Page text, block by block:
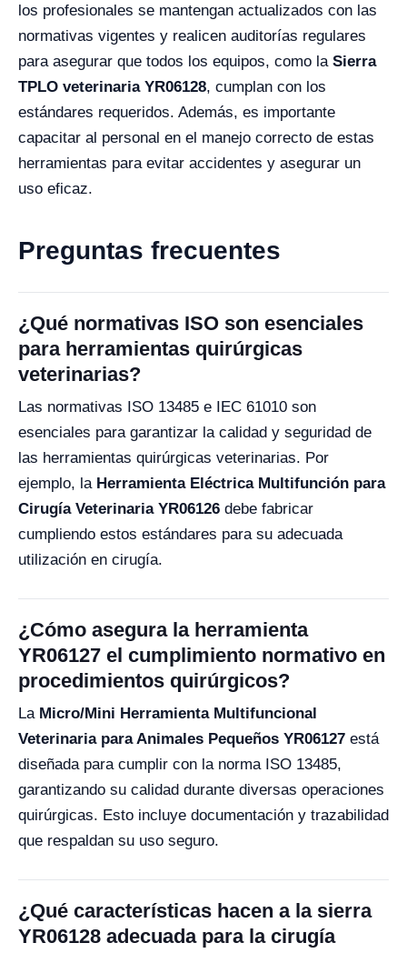
los profesionales se mantengan actualizados con las
normativas vigentes y realicen auditorías regulares
para asegurar que todos los equipos, como la Sierra
TPLO veterinaria YR06128, cumplan con los
estándares requeridos. Además, es importante
capacitar al personal en el manejo correcto de estas
herramientas para evitar accidentes y asegurar un
uso eficaz.
Preguntas frecuentes
¿Qué normativas ISO son esenciales
para herramientas quirúrgicas
veterinarias?
Las normativas ISO 13485 e IEC 61010 son
esenciales para garantizar la calidad y seguridad de
las herramientas quirúrgicas veterinarias. Por
ejemplo, la Herramienta Eléctrica Multifunción para
Cirugía Veterinaria YR06126 debe fabricar
cumpliendo estos estándares para su adecuada
utilización en cirugía.
¿Cómo asegura la herramienta
YR06127 el cumplimiento normativo en
procedimientos quirúrgicos?
La Micro/Mini Herramienta Multifuncional
Veterinaria para Animales Pequeños YR06127 está
diseñada para cumplir con la norma ISO 13485,
garantizando su calidad durante diversas operaciones
quirúrgicas. Esto incluye documentación y trazabilidad
que respaldan su uso seguro.
¿Qué características hacen a la sierra
YR06128 adecuada para la cirugía